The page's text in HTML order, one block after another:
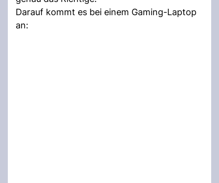
Darauf kommt es bei einem Gaming-Laptop
an: